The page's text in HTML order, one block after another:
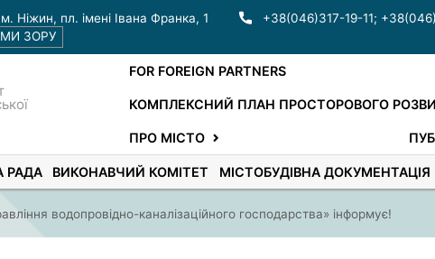
Ніжин, пл. імені Івана Франка, 1 +38(046)317-19-11;
ЗОРУ
FOR FOREIGN PARTNERS
КОМПЛЕКСНИЙ ПЛАН ПРОСТОРОВОГО
ПРО МІСТО
РАДА ВИКОНАВЧИЙ КОМІТЕТ МІСТОБУДІВНА ДОКУМЕНТАЦІЯ
водопровідно-каналізаційного господарства» інформує!